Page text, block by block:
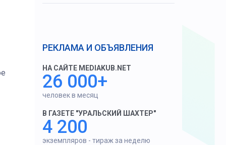
РЕКЛАМА И ОБЪЯВЛЕНИЯ
НА САЙТЕ MEDIAKUB.NET
26 000+
человек в месяц
В ГАЗЕТЕ "УРАЛЬСКИЙ ШАХТЕР"
4 200
экземпляров - тираж за неделю